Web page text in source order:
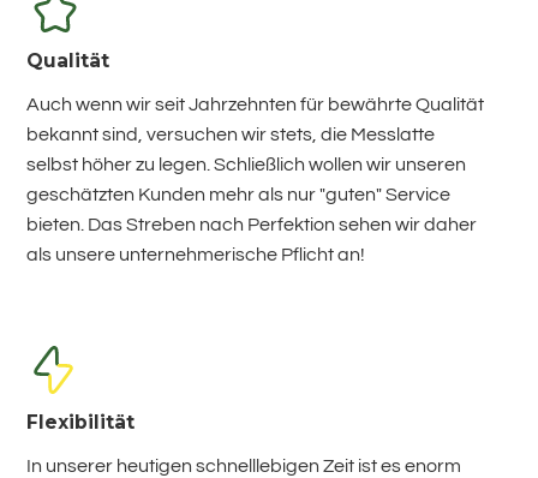
Qualität
Auch wenn wir seit Jahrzehnten für bewährte Qualität
bekannt sind, versuchen wir stets, die Messlatte
selbst höher zu legen. Schließlich wollen wir unseren
geschätzten Kunden mehr als nur "guten" Service
bieten. Das Streben nach Perfektion sehen wir daher
als unsere unternehmerische Pflicht an!
Flexibilität
In unserer heutigen schnelllebigen Zeit ist es enorm